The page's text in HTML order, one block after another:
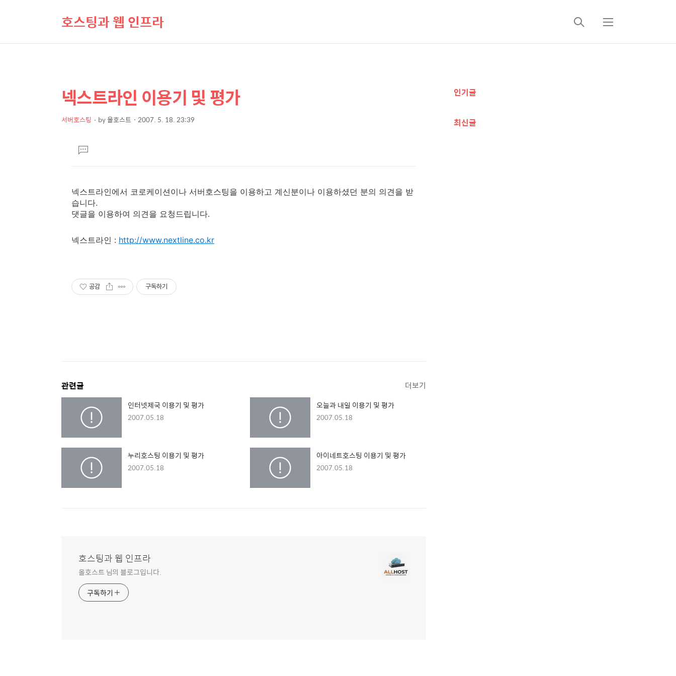
호스팅과 웹 인프라
검
메
상
컨
본
문
제
넥스트라인 이용기 및 평가
서버호스팅 by올호스트 2007. 5. 18. 23:39
댓
글
넥스트라인에서 코로케이션이나 서버호스팅을 이용하고 계신분이나 이용하셨던 분의 의견을 받
습니다.
댓글을 이용하여 의견을 요청드립니다.
넥스트라인 : http://www.nextline.co.kr
공감 구독하기
관련글 더보기
인터넷제국 이용기 및 평가
2007.05.18
오늘과 내일 이용기 및 평가
2007.05.18
누리호스팅 이용기 및 평가
2007.05.18
아이네트호스팅 이용기 및 평가
2007.05.18
호스팅과 웹 인프라
올호스트 님의 블로그입니다.
구독하기
추
정
인기글
최신글